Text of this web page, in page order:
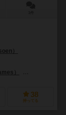
）
）
38
持ってる